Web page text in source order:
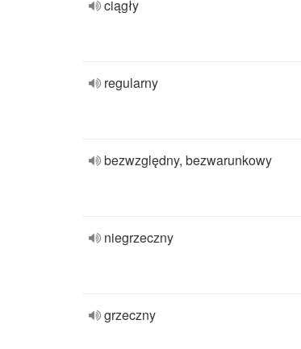
ciągły
regularny
bezwzględny, bezwarunkowy
niegrzeczny
grzeczny